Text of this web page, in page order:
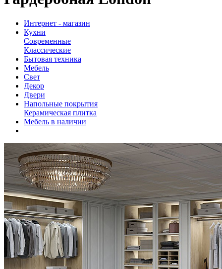
Интернет - магазин
Кухни
Современные
Классические
Бытовая техника
Мебель
Свет
Декор
Двери
Напольные покрытия
Керамическая плитка
Мебель в наличии